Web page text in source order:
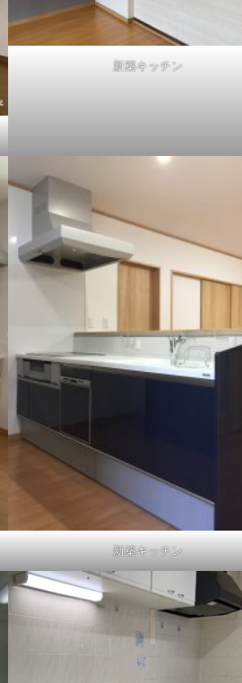
新築キッチン
新築キッチン